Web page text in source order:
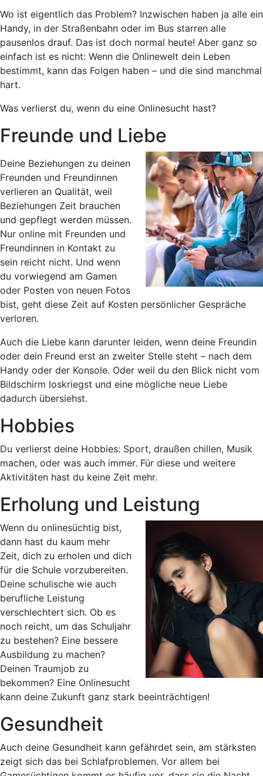
Wo ist eigentlich das Problem? Inzwischen haben ja alle ein
Handy, in der Straßenbahn oder im Bus starren alle
pausenlos drauf. Das ist doch normal heute! Aber ganz so
einfach ist es nicht: Wenn die Onlinewelt dein Leben
bestimmt, kann das Folgen haben – und die sind manchmal
hart.
Was verlierst du, wenn du eine Onlinesucht hast?
Freunde und Liebe
Deine Beziehungen zu deinen
Freunden und Freundinnen
verlieren an Qualität, weil
Beziehungen Zeit brauchen
und gepflegt werden müssen.
Nur online mit Freunden und
Freundinnen in Kontakt zu
sein reicht nicht. Und wenn
du vorwiegend am Gamen
oder Posten von neuen Fotos
bist, geht diese Zeit auf Kosten persönlicher Gespräche
verloren.
Auch die Liebe kann darunter leiden, wenn deine Freundin
oder dein Freund erst an zweiter Stelle steht – nach dem
Handy oder der Konsole. Oder weil du den Blick nicht vom
Bildschirm loskriegst und eine mögliche neue Liebe
dadurch übersiehst.
Hobbies
Du verlierst deine Hobbies: Sport, draußen chillen, Musik
machen, oder was auch immer. Für diese und weitere
Aktivitäten hast du keine Zeit mehr.
Erholung und Leistung
Wenn du onlinesüchtig bist,
dann hast du kaum mehr
Zeit, dich zu erholen und dich
für die Schule vorzubereiten.
Deine schulische wie auch
berufliche Leistung
verschlechtert sich. Ob es
noch reicht, um das Schuljahr
zu bestehen? Eine bessere
Ausbildung zu machen?
Deinen Traumjob zu
bekommen? Eine Onlinesucht
kann deine Zukunft ganz stark beeinträchtigen!
Gesundheit
Auch deine Gesundheit kann gefährdet sein, am stärksten
zeigt sich das bei Schlafproblemen. Vor allem bei